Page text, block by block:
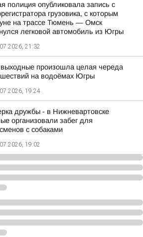
полиция опубликовала запись с
грузовика, с которым
на трассе Тюмень — Омск
легковой автомобиль из Югры
21:32
произошла целая череда
на водоёмах Югры
19:24
дружбы - в Нижневартовске
организовали забег для
с собаками
19:02